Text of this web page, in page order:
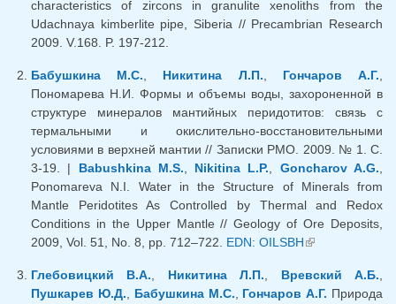
characteristics of zircons in granulite xenoliths from the
Udachnaya kimberlite pipe, Siberia // Precambrian Research
2009. V.168. P. 197-212.
Бабушкина М.С., Никитина Л.П., Гончаров А.Г.,
Пономарева Н.И. Формы и объемы воды, захороненной в
структуре минералов мантийных перидотитов: связь с
термальными и окислительно-восстановительными
условиями в верхней мантии // Записки РМО. 2009. № 1. С.
3-19. | Babushkina M.S., Nikitina L.P., Goncharov A.G.,
Ponomareva N.I. Water in the Structure of Minerals from
Mantle Peridotites As Controlled by Thermal and Redox
Conditions in the Upper Mantle // Geology of Ore Deposits,
2009, Vol. 51, No. 8, pp. 712–722. EDN: OILSBH(внешняя
Глебовицкий В.А., Никитина Л.П., Вревский А.Б.,
Пушкарев Ю.Д., Бабушкина М.С., Гончаров А.Г. Природа